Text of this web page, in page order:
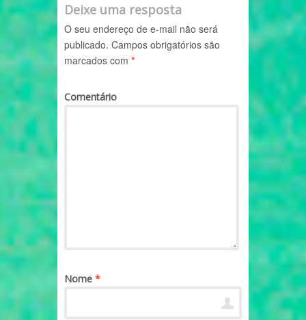
Deixe uma resposta
O seu endereço de e-mail não será
publicado. Campos obrigatórios são
marcados com *
Comentário
Nome *